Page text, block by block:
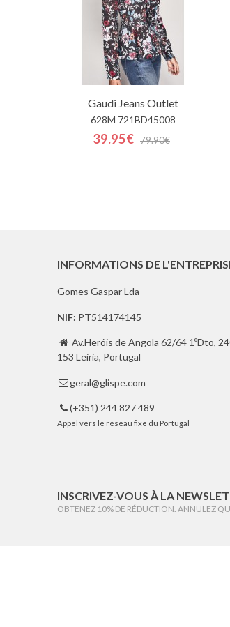
Gaudi Jeans Outlet
628M 721BD45008
39.95€ 79.90€
INFORMATIONS DE
Gomes Gaspar Lda
NIF: PT514174145
 Av.Heróis de Angola 62/64 1ºDto,
153 Leiria, Portugal
 geral@glispe.com
 (+351) 244 827 489
Appel vers le réseau fixe du Portugal
INSCRIVEZ-VOUS À LA
OBTENEZ 10% DE RÉDUCTION. ANNULEZ